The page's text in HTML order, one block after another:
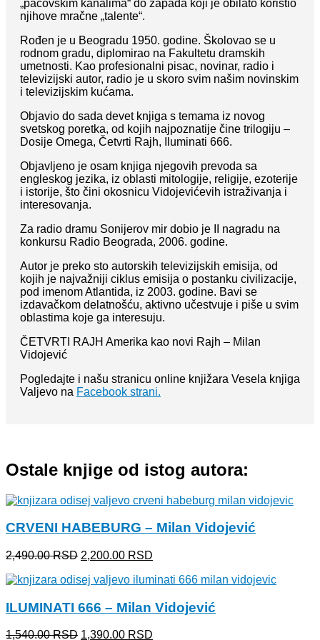
„pacovskim kanalima“ do zapada koji je obilato koristio
njihove mračne „talente“.
Rođen je u Beogradu 1950. godine. Školovao se u
rodnom gradu, diplomirao na Fakultetu dramskih
umetnosti. Kao profesionalni pisac, novinar, radio i
televizijski autor, radio je u skoro svim našim novinskim
i televizijskim kućama.
Objavio do sada devet knjiga s temama iz novog
svetskog poretka, od kojih najpoznatije čine trilogiju –
Dosije Omega, Četvrti Rajh, Iluminati 666.
Objavljeno je osam knjiga njegovih prevoda sa
engleskog jezika, iz oblasti mitologije, religije, ezoterije
i istorije, što čini okosnicu Vidojevićevih istraživanja i
interesovanja.
Za radio dramu Sonijerov mir dobio je II nagradu na
konkursu Radio Beograda, 2006. godine.
Autor je preko sto autorskih televizijskih emisija, od
kojih je najvažniji ciklus emisija o postanku civilizacije,
pod imenom Atlantida, iz 2003. godine. Bavi se
izdavačkom delatnošću, aktivno učestvuje i piše u svim
oblastima koje ga interesuju.
ČETVRTI RAJH Amerika kao novi Rajh – Milan
Vidojević
Pogledajte i našu stranicu online knjižara Vesela knjiga
Valjevo na Facebook strani.
Ostale knjige od istog autora:
CRVENI HABEBURG – Milan Vidojević
2,490.00RSD Originalna
je
2,490.00 RSD.
2,200.00 RSD
je:
ILUMINATI 666 – Milan Vidojević
1,540.00RSD Originalna
1,390.00 RSD